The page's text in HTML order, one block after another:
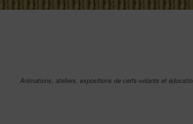
Animations, ateliers, expositions de cerfs-volants et